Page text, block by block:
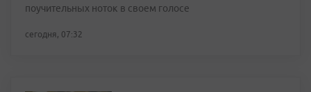
поучительных ноток в своем голосе
сегодня, 07:32